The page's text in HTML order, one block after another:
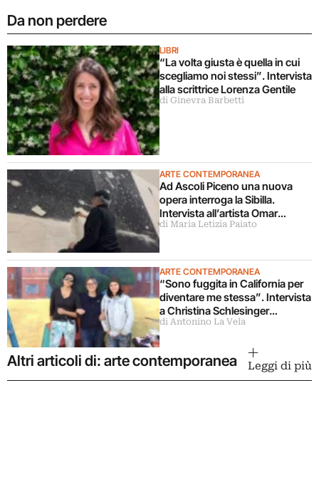
Da non perdere
LIBRI
“La volta giusta è quella in cui
scegliamo noi stessi”. Intervista
alla scrittrice Lorenza Gentile
di Ginevra Barbetti
ARTE CONTEMPORANEA
Ad Ascoli Piceno una nuova
opera interroga la Sibilla.
Intervista all’artista Omar
Galliani
di Maria Letizia Paiato
ARTE CONTEMPORANEA
“Sono fuggita in California per
diventare me stessa”. Intervista
a Christina Schlesinger
delle Guerrilla Girls
di Antonino La Vela
Altri articoli di: arte contemporanea Leggi di più